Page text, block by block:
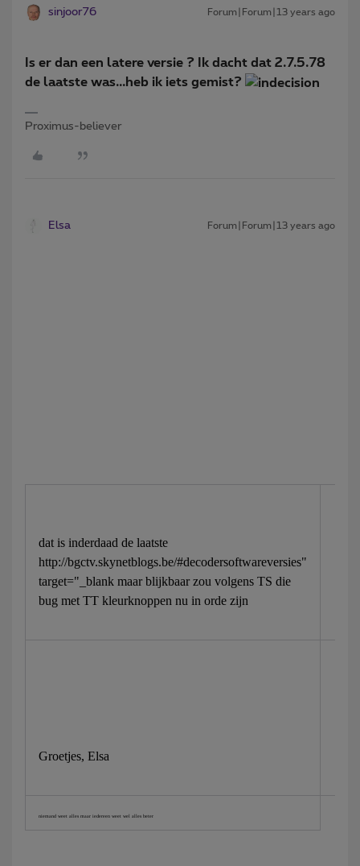
sinjoor76 Forum|Forum|13 years ago
Is er dan een latere versie ? Ik dacht dat 2.7.5.78
de laatste was...heb ik iets gemist?
Proximus-believer
Elsa Forum|Forum|13 years ago
dat is inderdaad de laatste
http://bgctv.skynetblogs.be/#decodersoftwareversies"
target="_blank maar blijkbaar zou volgens TS die
bug met TT kleurknoppen nu in orde zijn
Groetjes, Elsa
niemand weet alles maar iedereen weet wel alles beter